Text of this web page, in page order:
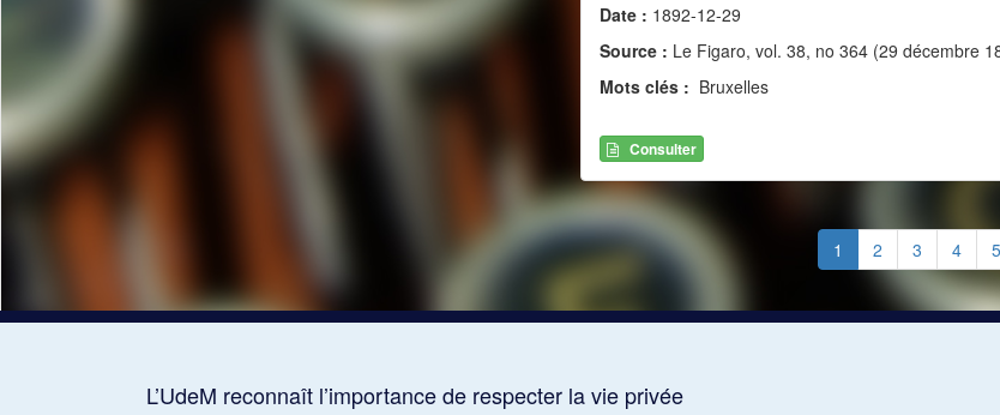
Date : 1892-12-29
Source : Le Figaro, vol. 38, no 364 (29 décembre
Mots clés : Bruxelles
Consulter
1 2 3 4 5
L’UdeM reconnaît l’importance de respecter la vie privée